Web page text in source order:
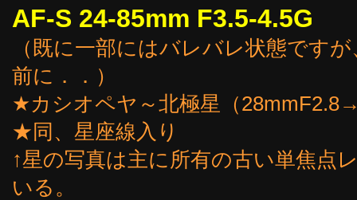
AF-S 24-85mm F3.5-4.5G
（既に一部にはバレバレ状態です
前に．．）
★カシオペヤ～北極星（
★同、星座線入り
↑星の写真は主に所有の古い単焦点
いる。